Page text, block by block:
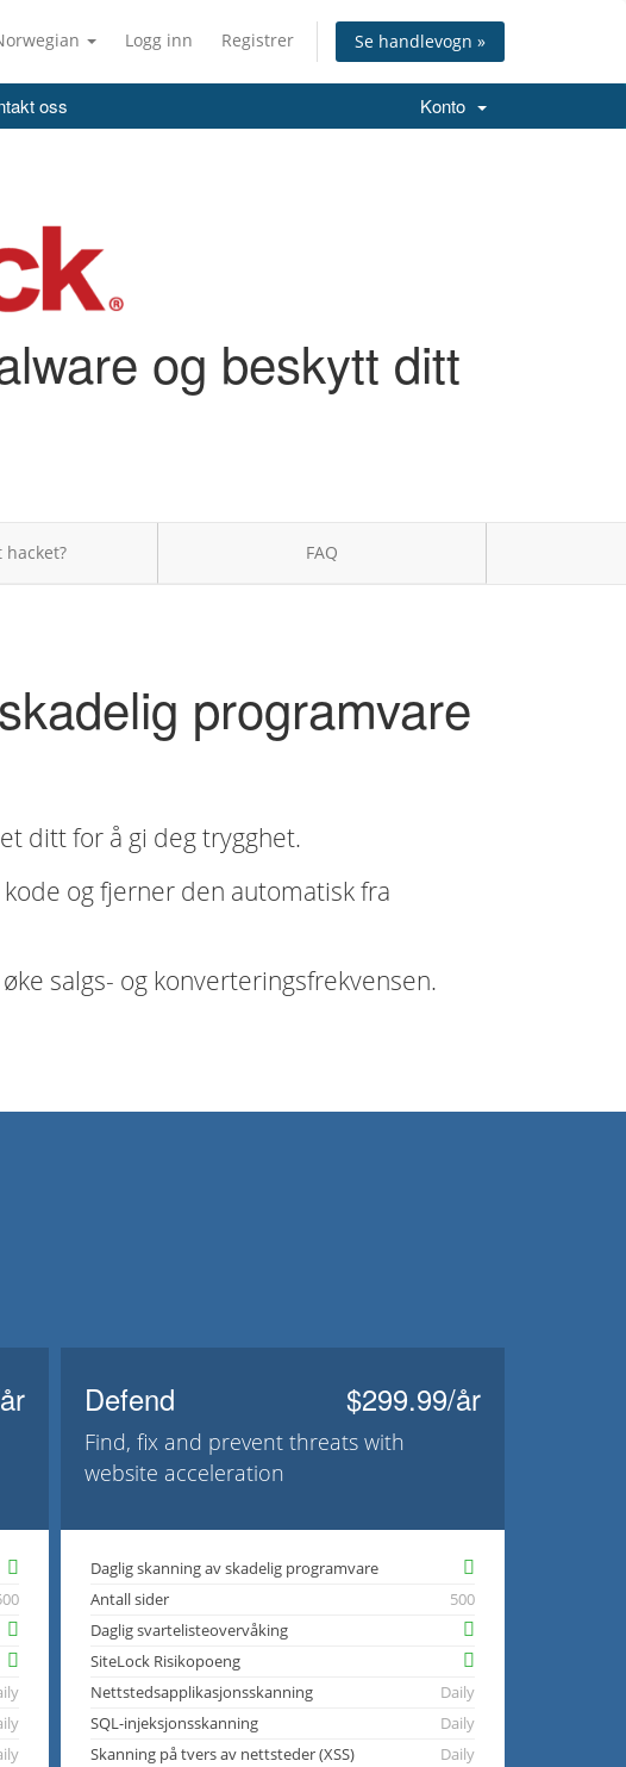
Logg inn Registrer Se handlevogn »
oss Konto
og beskytt ditt
FAQ
programvare
ditt for å gi deg trygghet.
og fjerner den automatisk fra
salgs- og konverteringsfrekvensen.
Defend $299.99/år
Find, fix and prevent threats with
website acceleration
Daglig skanning av skadelig programvare
Antall sider
500
Daglig svartelisteovervåking
SiteLock Risikopoeng
Nettstedsapplikasjonsskanning
Daily
SQL-injeksjonsskanning
Daily
Skanning på tvers av nettsteder (XSS)
Daily